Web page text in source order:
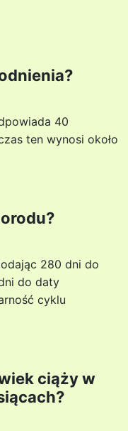
40
ten wynosi około
280 dni do
do daty
cyklu
ciąży w